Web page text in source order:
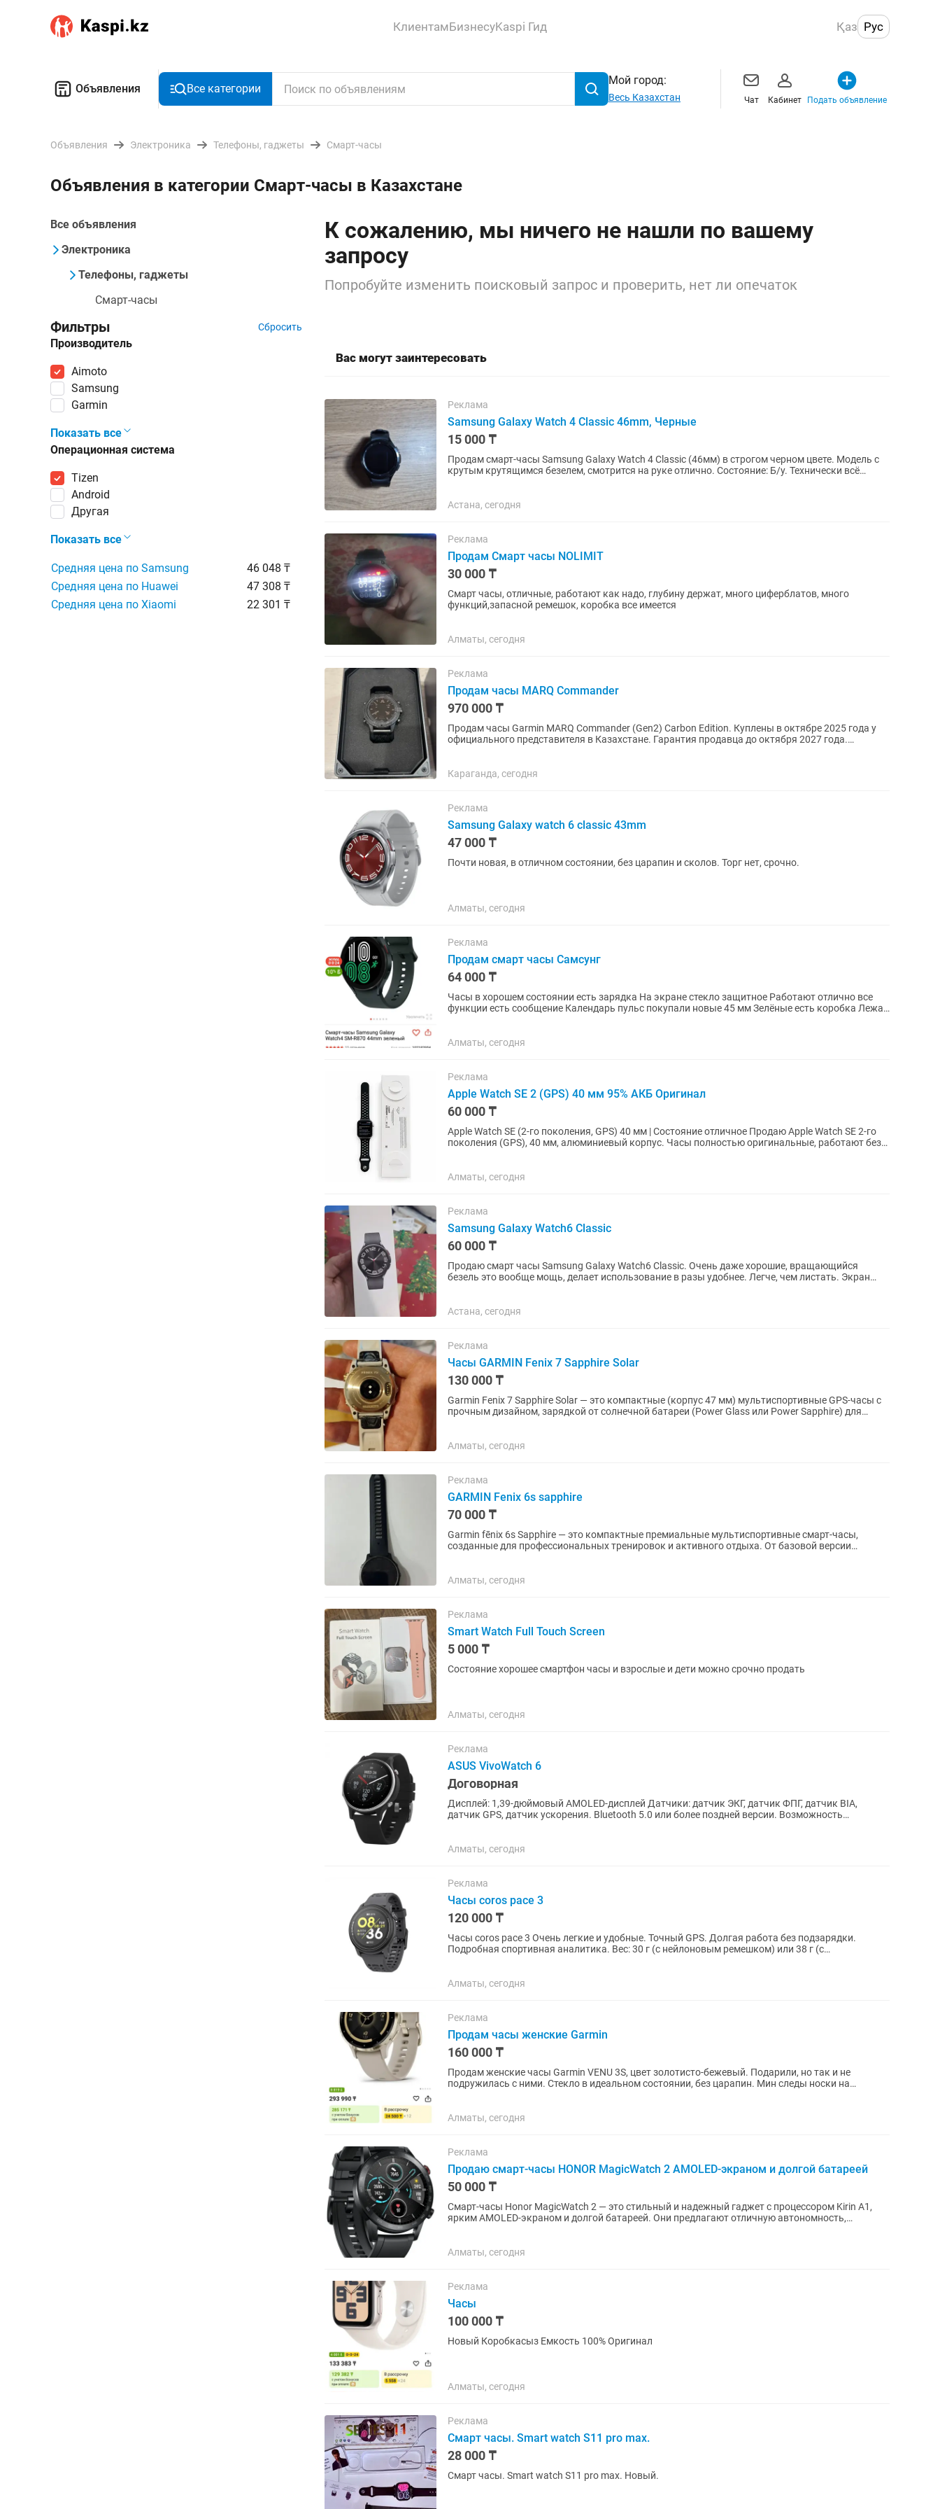
КлиентамБизнесуKaspi Гид Қаз Рус
Объявления Все категории
Мой город:
Весь Казахстан Чат Кабинет Подать объявление
Объявления Электроника Телефоны, гаджеты Смарт-часы
Объявления в категории Смарт-часы в Казахстане
Все объявления
Электроника
Телефоны, гаджеты
Смарт-часы
Фильтры Сбросить
Производитель
Aimoto
Samsung
Garmin
Показать все
Операционная система
Tizen
Android
Другая
Показать все
Средняя цена по Samsung
46 048 ₸
Средняя цена по Huawei
47 308 ₸
Средняя цена по Xiaomi
22 301 ₸
К сожалению, мы ничего не нашли по вашему
запросу
Попробуйте изменить поисковый запрос и проверить, нет ли опечаток
Вас могут заинтересовать
Реклама
Samsung Galaxy Watch 4 Classic 46mm, Черные
15 000 ₸
Продам смарт-часы Samsung Galaxy Watch 4 Classic (46мм) в строгом черном цвете. Модель с
крутым крутящимся безелем, смотрится на руке отлично. Состояние: Б/у. Технически всё
Астана, сегодня
Реклама
Продам Смарт часы NOLIMIT
30 000 ₸
Смарт часы, отличные, работают как надо, глубину держат, много циферблатов, много
функций,запасной ремешок, коробка все имеется
Алматы, сегодня
Реклама
Продам часы MARQ Commander
970 000 ₸
Продам часы Garmin MARQ Commander (Gen2) Carbon Edition. Куплены в октябре 2025 года у
официального представителя в Казахстане. Гарантия продавца до октября 2027 года.
Караганда, сегодня
Реклама
Samsung Galaxy watch 6 classic 43mm
47 000 ₸
Почти новая, в отличном состоянии, без царапин и сколов. Торг нет, срочно.
Алматы, сегодня
Реклама
Продам смарт часы Самсунг
64 000 ₸
Часы в хорошем состоянии есть зарядка На экране стекло защитное Работают отлично все
функции есть сообщение Календарь пульс покупали новые 45 мм Зелёные есть коробка Лежат
Алматы, сегодня
Реклама
Apple Watch SE 2 (GPS) 40 мм 95% АКБ Оригинал
60 000 ₸
Apple Watch SE (2-го поколения, GPS) 40 мм | Состояние отличное Продаю Apple Watch SE 2-го
поколения (GPS), 40 мм, алюминиевый корпус. Часы полностью оригинальные, работают без
Алматы, сегодня
Реклама
Samsung Galaxy Watch6 Classic
60 000 ₸
Продаю смарт часы Samsung Galaxy Watch6 Classic. Очень даже хорошие, вращающийся
безель это вообще мощь, делает использование в разы удобнее. Легче, чем листать. Экран
Астана, сегодня
Реклама
Часы GARMIN Fenix 7 Sapphire Solar
130 000 ₸
Garmin Fenix 7 Sapphire Solar — это компактные (корпус 47 мм) мультиспортивные GPS-часы с
прочным дизайном, зарядкой от солнечной батареи (Power Glass или Power Sapphire) для
Алматы, сегодня
Реклама
GARMIN Fenix 6s sapphire
70 000 ₸
Garmin fēnix 6s Sapphire — это компактные премиальные мультиспортивные смарт-часы,
созданные для профессиональных тренировок и активного отдыха. От базовой версии
Алматы, сегодня
Реклама
Smart Watch Full Touch Screen
5 000 ₸
Состояние хорошее смартфон часы и взрослые и дети можно срочно продать
Алматы, сегодня
Реклама
ASUS VivoWatch 6
Договорная
Дисплей: 1,39-дюймовый AMOLED-дисплей Датчики: датчик ЭКГ, датчик ФПГ, датчик BIA,
датчик GPS, датчик ускорения. Bluetooth 5.0 или более поздней версии. Возможность
Алматы, сегодня
Реклама
Часы coros pace 3
120 000 ₸
Часы coros pace 3 Очень легкие и удобные. Точный GPS. Долгая работа без подзарядки.
Подробная спортивная аналитика. Вес: 30 г (с нейлоновым ремешком) или 38 г (с
Алматы, сегодня
Реклама
Продам часы женские Garmin
160 000 ₸
Продам женские часы Garmin VENU 3S, цвет золотисто-бежевый. Подарили, но так и не
подружилась с ними. Стекло в идеальном состоянии, без царапин. Мин следы носки на
Алматы, сегодня
Реклама
Продаю смарт-часы HONOR MagicWatch 2 AMOLED-экраном и долгой батареей
50 000 ₸
Смарт-часы Honor MagicWatch 2 — это стильный и надежный гаджет с процессором Kirin A1,
ярким AMOLED-экраном и долгой батареей. Они предлагают отличную автономность,
Алматы, сегодня
Реклама
Часы
100 000 ₸
Новый Коробкасыз Емкость 100% Оригинал
Алматы, сегодня
Реклама
Смарт часы. Smart watch S11 pro max.
28 000 ₸
Смарт часы. Smart watch S11 pro max. Новый.